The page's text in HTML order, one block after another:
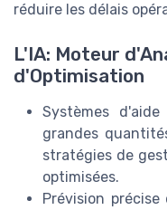
réduire les délais
L'IA: Moteur
d'Optimisation
Systèmes
grandes
stratégies de
optimisées.
Prévision